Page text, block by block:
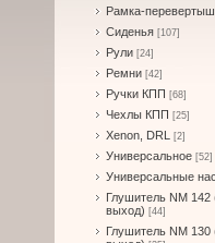
Рамка-перевертыш
Сиденья [107]
Рули [24]
Ремни [42]
Ручки КПП [68]
Чехлы КПП [25]
Xenon, DRL [2]
Универсальное [52]
Универсальные
Глушитель NM 142
выход) [44]
Глушитель NM 130